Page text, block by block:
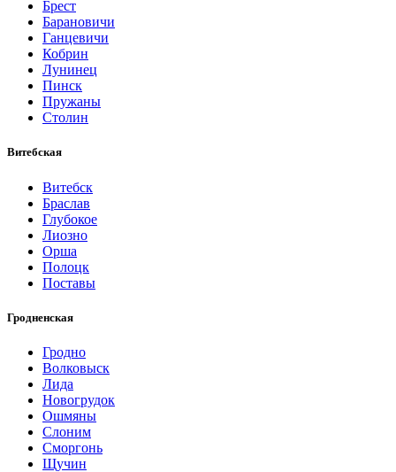
Брест
Барановичи
Ганцевичи
Кобрин
Лунинец
Пинск
Пружаны
Столин
Витебская
Витебск
Браслав
Глубокое
Лиозно
Орша
Полоцк
Поставы
Гродненская
Гродно
Волковыск
Лида
Новогрудок
Ошмяны
Слоним
Сморгонь
Щучин